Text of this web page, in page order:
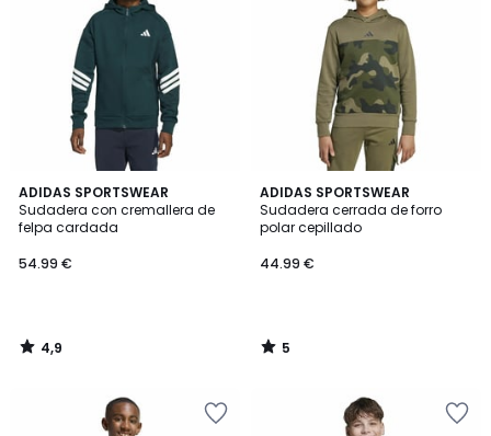
ADIDAS SPORTSWEAR
Sudadera con cremallera de
felpa cardada
54.99 €
4,9
/ 5
4,9
/
ADIDAS SPORTSWEAR
Sudadera cerrada de forro
polar cepillado
44.99 €
5
/
5
5
/